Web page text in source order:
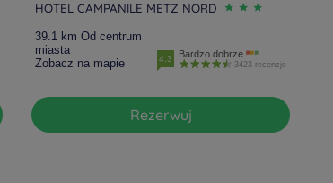
HOTEL CAMPANILE METZ NORD
39.1 km Od centrum
miasta
Zobacz na mapie
4.3 Bardzo dobrze
3423 recenzje
Rezerwuj